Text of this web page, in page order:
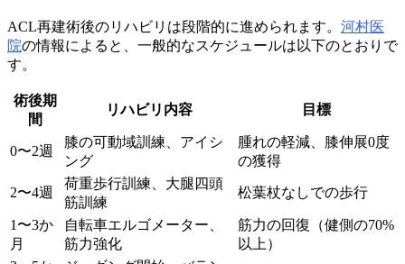
ACL再建術後のリハビリは段階的に進められます。 河村医
院の情報によると、一般的なスケジュールは以下のとおりで
す。
術後期
間
リハビリ内容 目標
0〜2週
膝の可動域訓練、アイシ
ング
腫れの軽減、膝伸展0度
の獲得
2〜4週
荷重歩行訓練、大腿四頭
筋訓練
松葉杖なしでの歩行
1〜3か
月
自転車エルゴメーター、
筋力強化
筋力の回復（健側の70%
以上）